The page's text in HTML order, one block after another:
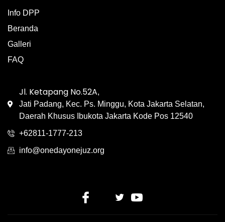
Info DPP
Beranda
Galleri
FAQ
Jl. Ketapang No.52A,
Jati Padang, Kec. Ps. Minggu, Kota Jakarta Selatan,
Daerah Khusus Ibukota Jakarta Kode Pos 12540
+62811-1777-213
info@onedayonejuz.org